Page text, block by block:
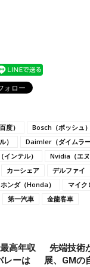
度）
Bosch（ボッシュ）
）
Daimler（ダイムラー
ンテル）
Nvidia（エヌ
カーシェア
デルファイ
ホンダ（Honda） マイク
第一汽車 金龍客車
高年収
ーは
先端技術
展、GMの